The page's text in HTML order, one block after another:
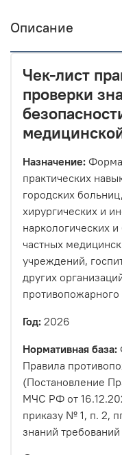
Описание
Чек-лист
проверки
Назначение:
практических
городских
хирургических и
наркологических
частных
учреждений,
других
противопожарного
Год: 2026
Нормативная база:
Правила
(Постановление
МЧС РФ от
приказу № 1, п. 2,
знаний